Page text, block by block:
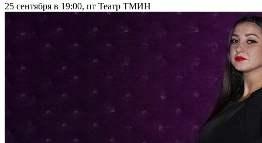
25 сентября в 19:00, пт Театр ТМИН